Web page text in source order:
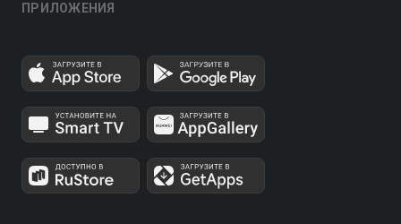
ПРИЛОЖЕНИЯ